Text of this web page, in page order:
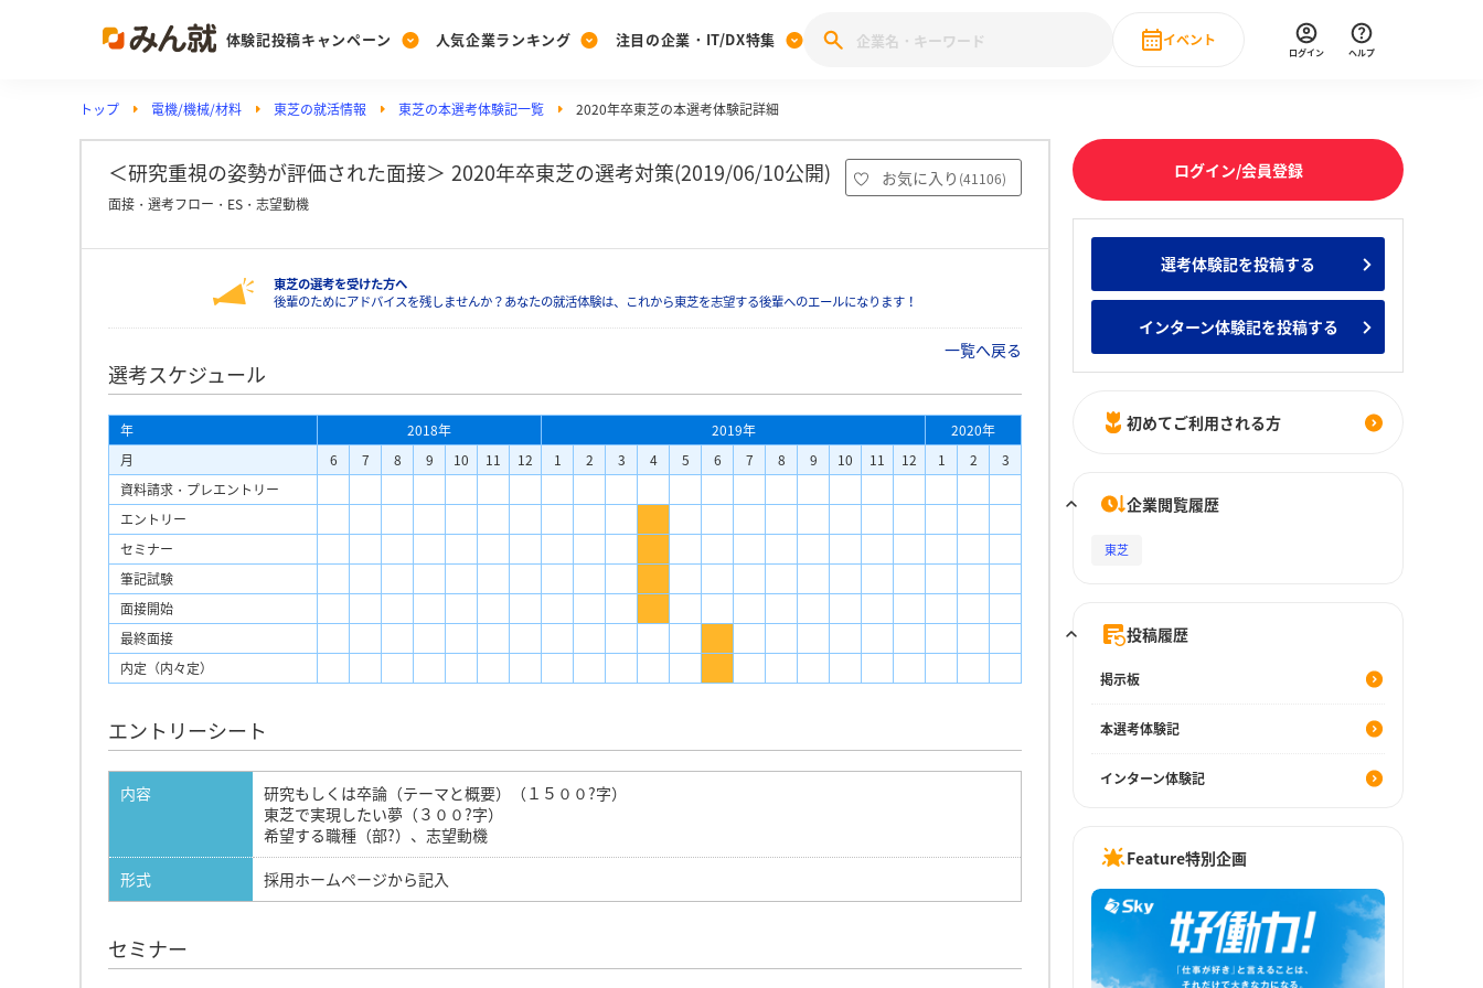
体験記投稿キャンペーン
Post
投稿する
[27卒] 本選考体験記投稿キャンペーン
人気企業ランキング
Ranking
ランキングを見る
みんなのDX企業就職ブランド調査
Vote
投票する
みんなの新卒就職人気企業ランキング みんなのインターン人気企業ランキ
注目の企業・IT/DX特集
PickUp
注目の企業特集
28卒 IT・DX現場社員インタビュー
イベント
直近のイベント一覧
ログイン ヘルプ
トップ 電機/機械/材料 東芝の就活情報 東芝の本選考体験記一覧 2020年卒東芝の本選考体験記詳細
＜研究重視の姿勢が評価された面接＞ 2020年卒東芝の選考対策(2019/06/10公開) お気に入り (41106)
面接・選考フロー・ES・志望動機
東芝の選考を受けた方へ
後輩のためにアドバイスを残しませんか？あなたの就活体験は、これから東芝を志望する後輩へのエールになります！
一覧へ戻る
選考スケジュール
年 2018年 2019年
2020年
月
6 7 8 9 10 11 12 1 2 3 4 5 6 7 8 9 10 11 12 1 2
3
資料請求・プレエントリー
エントリー
セミナー
筆記試験
面接開始
最終面接
内定（内々定）
エントリーシート
内容
研究もしくは卒論（テーマと概要）（１５００?字）
東芝で実現したい夢（３００?字）
希望する職種（部?）、志望動機
形式
採用ホームページから記入
セミナー
ログイン/会員登録
選考体験記を投稿する
インターン体験記を投稿する
初めてご利用される方
企業閲覧履歴
東芝
投稿履歴
掲示板
本選考体験記
インターン体験記
Feature特別企画